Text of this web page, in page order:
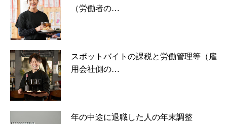
（労働者の…
スポットバイトの課税と労働管理等（雇
用会社側の…
年の中途に退職した人の年末調整